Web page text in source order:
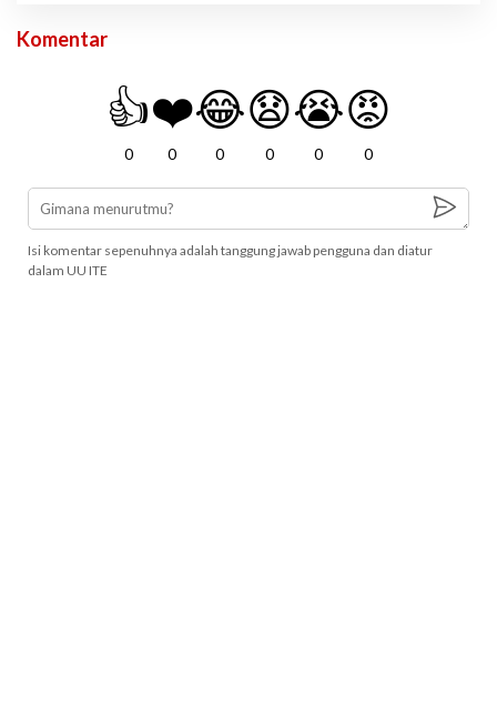
Komentar
👍
0
❤️
0
😂
0
😧
0
😭
0
😡
0
Isi komentar sepenuhnya adalah tanggung jawab pengguna dan diatur
dalam UU ITE